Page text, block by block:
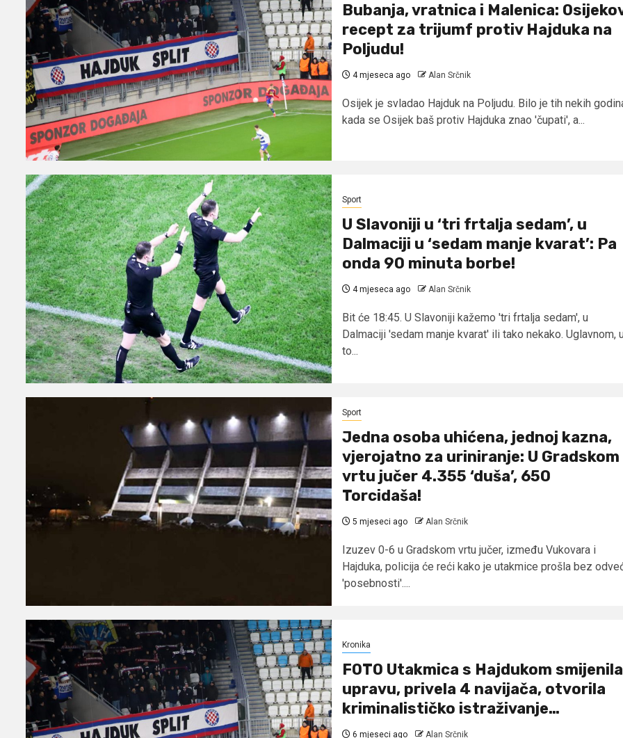
Bubanja, vratnica i Malenica:
recept za trijumf protiv Hajduka na
Poljudu!
4 mjeseca ago Alan Srčnik
Osijek je svladao Hajduk na Poljudu. Bilo je tih nekih
kada se Osijek baš protiv Hajduka znao 'čupati', a...
Sport
U Slavoniji u ‘tri frtalja sedam’, u
Dalmaciji u ‘sedam manje kvarat’: Pa
onda 90 minuta borbe!
4 mjeseca ago Alan Srčnik
Bit će 18:45. U Slavoniji kažemo 'tri frtalja sedam', u
Dalmaciji 'sedam manje kvarat' ili tako nekako. Uglavnom,
to...
Sport
Jedna osoba uhićena, jednoj kazna,
vjerojatno za uriniranje: U Gradskom
vrtu jučer 4.355 ‘duša’, 650
Torcidaša!
5 mjeseci ago Alan Srčnik
Izuzev 0-6 u Gradskom vrtu jučer, između Vukovara i
Hajduka, policija će reći kako je utakmice prošla bez
'posebnosti'....
Kronika
FOTO Utakmica s Hajdukom smijenila
upravu, privela 4 navijača, otvorila
kriminalističko istraživanje…
6 mjeseci ago Alan Srčnik